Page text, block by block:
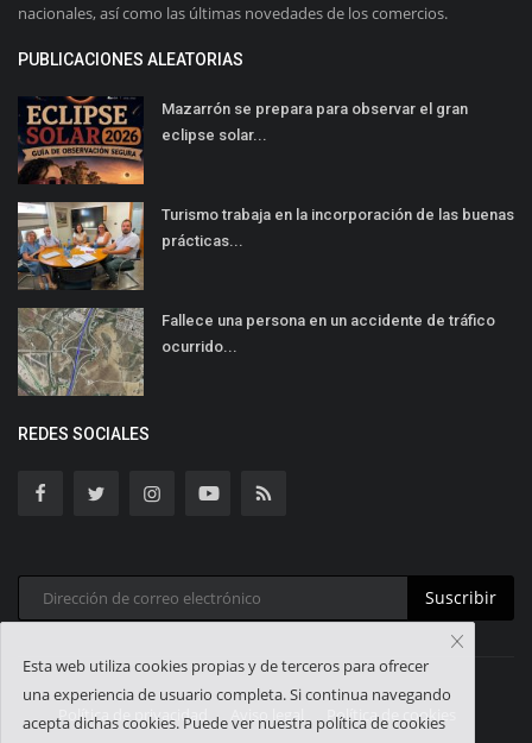
nacionales, así como las últimas novedades de los comercios.
PUBLICACIONES ALEATORIAS
Mazarrón se prepara para observar el gran
eclipse solar...
Turismo trabaja en la incorporación de las buenas
prácticas...
Fallece una persona en un accidente de tráfico
ocurrido...
REDES SOCIALES
Suscribir
Política de privacidad Aviso legal Política de cookies
Esta web utiliza cookies propias y de terceros para ofrecer
una experiencia de usuario completa. Si continua navegando
acepta dichas cookies. Puede ver nuestra política de cookies